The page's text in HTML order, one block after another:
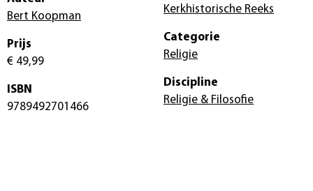
Bert Koopman
Prijs
€ 49,99
ISBN
9789492701466
Kerkhistorische Reeks
Categorie
Religie
Discipline
Religie & Filosofie